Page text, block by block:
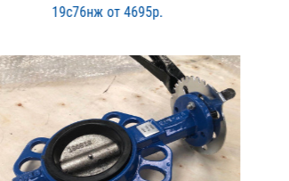
19с76нж о​т 4695р.